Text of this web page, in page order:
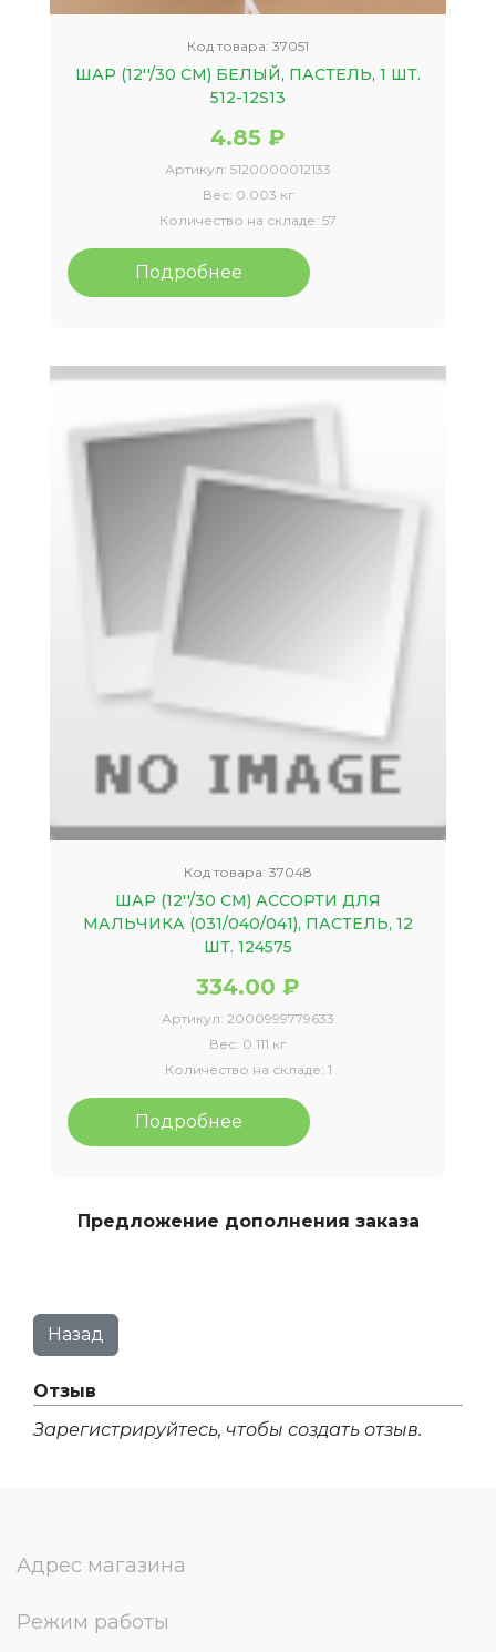
Код товара: 37051
ШАР (12''/30 СМ) БЕЛЫЙ, ПАСТЕЛЬ, 1 ШТ.
512-12S13
4.85 ₽
Артикул: 5120000012133
Вес: 0.003 кг
Количество на складе: 57
Подробнее
Код товара: 37048
ШАР (12''/30 СМ) АССОРТИ ДЛЯ
МАЛЬЧИКА (031/040/041), ПАСТЕЛЬ, 12
ШТ. 124575
334.00 ₽
Артикул: 2000999779633
Вес: 0.111 кг
Количество на складе: 1
Подробнее
Предложение дополнения заказа
Отзыв
Зарегистрируйтесь, чтобы создать отзыв.
Адрес магазина
Режим работы